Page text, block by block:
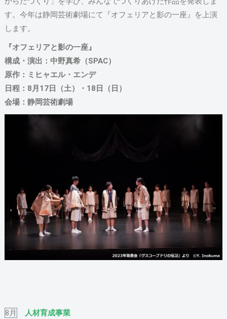
す。今年は静岡芸術劇場にて『オフェリアと影の一座』を上演
します。
『オフェリアと影の一座』
構成・演出：中野真希（SPAC）
原作：ミヒャエル・エンデ
日程：8月17日（土）・18日（日）
会場：静岡芸術劇場
8月 人材育成事業